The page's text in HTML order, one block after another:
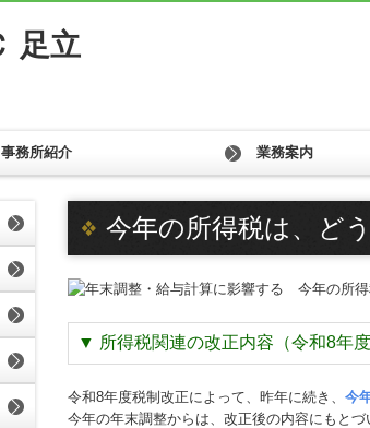
事務所紹介
経営理念
交通案内
社内イベント
業務案内
料金について
今年の所得税は、ど
▼ 所得税関連の改正内容（令和8年度
令和8年度税制改正によって、昨年に続き、 今
今年の年末調整からは、改正後の内容にもとづ